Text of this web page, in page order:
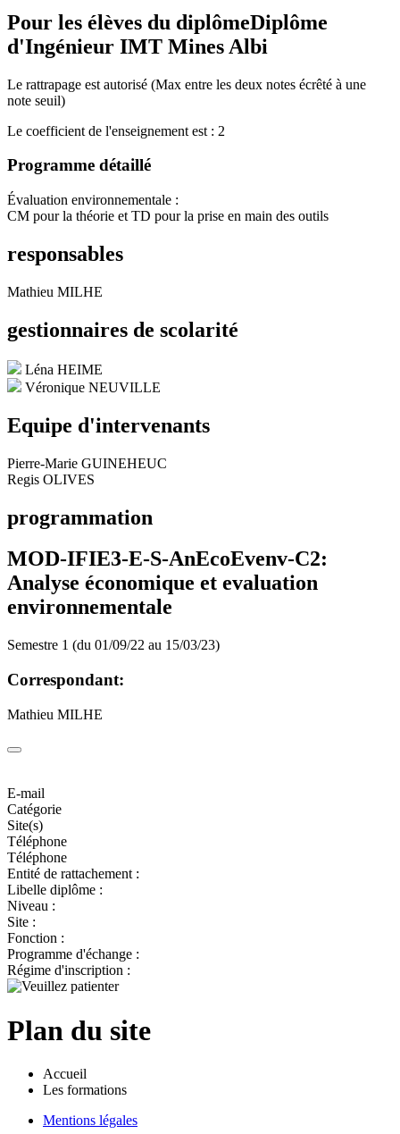
Pour les élèves du diplômeDiplôme
d'Ingénieur IMT Mines Albi
Le rattrapage est autorisé (Max entre les deux notes écrêté à une
note seuil)
Le coefficient de l'enseignement est : 2
Programme détaillé
Évaluation environnementale :
CM pour la théorie et TD pour la prise en main des outils
responsables
Mathieu MILHE
gestionnaires de scolarité
Léna HEIME
Véronique NEUVILLE
Equipe d'intervenants
Pierre-Marie GUINEHEUC
Regis OLIVES
programmation
MOD-IFIE3-E-S-AnEcoEvenv-C2:
Analyse économique et evaluation
environnementale
Semestre 1 (du 01/09/22 au 15/03/23)
Correspondant:
Mathieu MILHE
E-mail
Catégorie
Site(s)
Téléphone
Téléphone
Entité de rattachement :
Libelle diplôme :
Niveau :
Site :
Fonction :
Programme d'échange :
Régime d'inscription :
Plan du site
Accueil
Les formations
Mentions légales